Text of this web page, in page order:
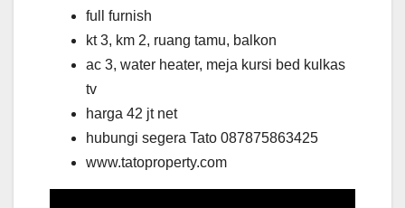
full furnish
kt 3, km 2, ruang tamu, balkon
ac 3, water heater, meja kursi bed kulkas
tv
harga 42 jt net
hubungi segera Tato 087875863425
www.tatoproperty.com